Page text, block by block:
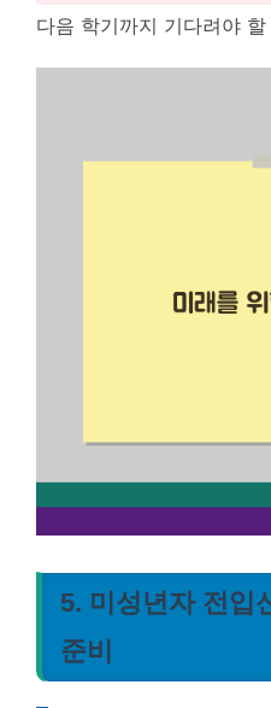
다음 학기까지 기다려야
5. 미성년자 전입
준비